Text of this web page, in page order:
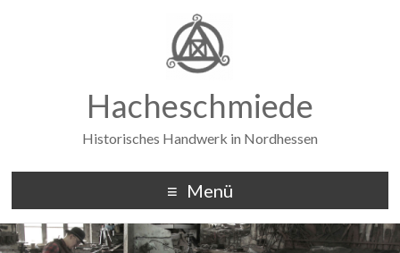
Hacheschmiede
Historisches Handwerk in Nordhessen
Menü